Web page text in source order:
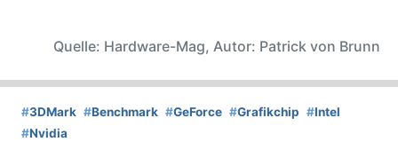
Quelle: Hardware-Mag, Autor: Patrick von Brunn
#3DMark #Benchmark #GeForce #Grafikchip #Intel
#Nvidia